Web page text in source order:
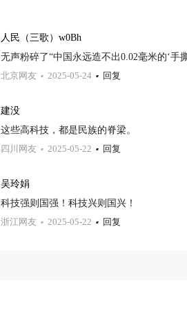
人民（三歌）w0Bh
无声粉碎了“中国永远造不出0.02毫米的‘手
北京网友
2025-05-24 回复
建没
这些高科技，都是民族的脊梁。
四川网友
2025-05-22 回复
吴玲娟
科技强则国强！科技兴则国兴！
浙江网友
2025-05-22 回复